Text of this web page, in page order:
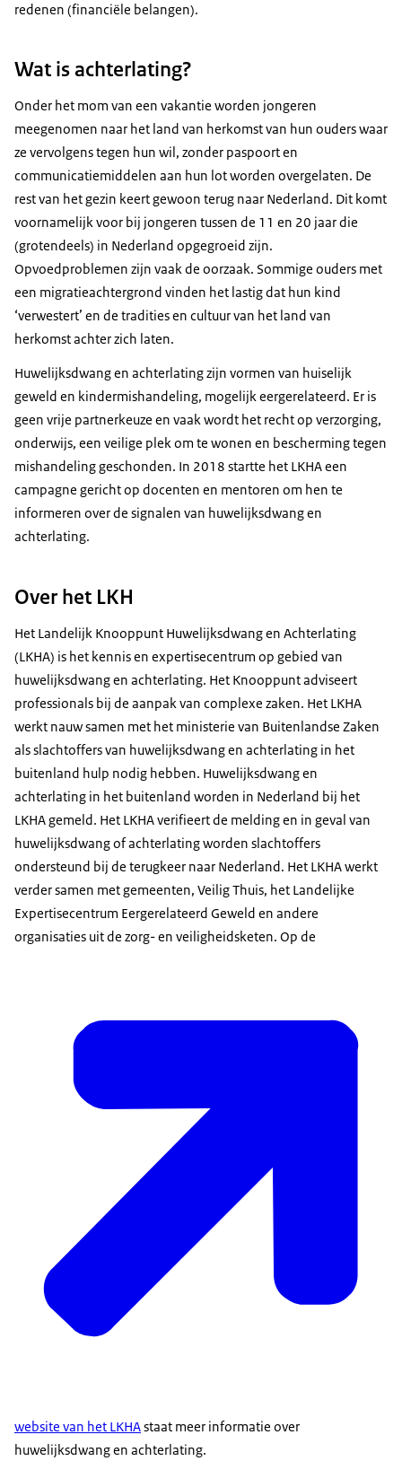
redenen (financiële belangen).
Wat is achterlating?
Onder het mom van een vakantie worden jongeren
meegenomen naar het land van herkomst van hun ouders waar
ze vervolgens tegen hun wil, zonder paspoort en
communicatiemiddelen aan hun lot worden overgelaten. De
rest van het gezin keert gewoon terug naar Nederland. Dit komt
voornamelijk voor bij jongeren tussen de 11 en 20 jaar die
(grotendeels) in Nederland opgegroeid zijn.
Opvoedproblemen zijn vaak de oorzaak. Sommige ouders met
een migratieachtergrond vinden het lastig dat hun kind
‘verwestert’ en de tradities en cultuur van het land van
herkomst achter zich laten.
Huwelijksdwang en achterlating zijn vormen van huiselijk
geweld en kindermishandeling, mogelijk eergerelateerd. Er is
geen vrije partnerkeuze en vaak wordt het recht op verzorging,
onderwijs, een veilige plek om te wonen en bescherming tegen
mishandeling geschonden. In 2018 startte het LKHA een
campagne gericht op docenten en mentoren om hen te
informeren over de signalen van huwelijksdwang en
achterlating.
Over het LKH
Het Landelijk Knooppunt Huwelijksdwang en Achterlating
(LKHA) is het kennis en expertisecentrum op gebied van
huwelijksdwang en achterlating. Het Knooppunt adviseert
professionals bij de aanpak van complexe zaken. Het LKHA
werkt nauw samen met het ministerie van Buitenlandse Zaken
als slachtoffers van huwelijksdwang en achterlating in het
buitenland hulp nodig hebben. Huwelijksdwang en
achterlating in het buitenland worden in Nederland bij het
LKHA gemeld. Het LKHA verifieert de melding en in geval van
huwelijksdwang of achterlating worden slachtoffers
ondersteund bij de terugkeer naar Nederland. Het LKHA werkt
verder samen met gemeenten, Veilig Thuis, het Landelijke
Expertisecentrum Eergerelateerd Geweld en andere
organisaties uit de zorg- en veiligheidsketen. Op de
website van het LKHAstaat meer informatie over
huwelijksdwang en achterlating.